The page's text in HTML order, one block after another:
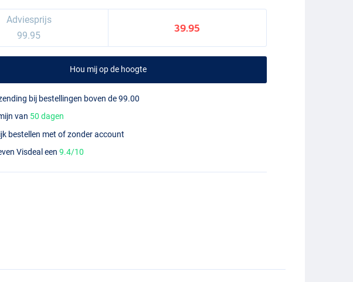
Adviesprijs
99.95
39.95
Hou mij op de hoogte
bij bestellingen boven de 99.00
van 50 dagen
bestellen met of zonder account
Visdeal een9.4/10